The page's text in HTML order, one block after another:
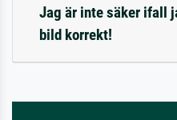
Jag är inte säker ifall
bild korrekt!